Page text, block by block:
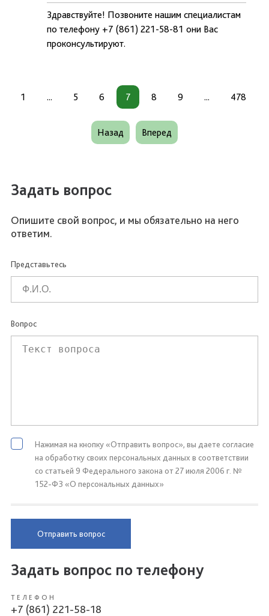
Здравствуйте! Позвоните нашим специалистам
по телефону +7 (861) 221-58-81 они Вас
проконсультируют.
1 ... 5 6 7 8 9 ... 478
Назад Вперед
Задать вопрос
Опишите свой вопрос, и мы обязательно на него
ответим.
Представьтесь
Вопрос
Нажимая на кнопку «Отправить вопрос», вы даете согласие
на обработку своих персональных данных в соответствии
со статьей 9 Федерального закона от 27 июля 2006 г. №
152-ФЗ «О персональных данных»
Отправить вопрос
Задать вопрос по телефону
ТЕЛЕФОН
+7 (861) 221-58-18